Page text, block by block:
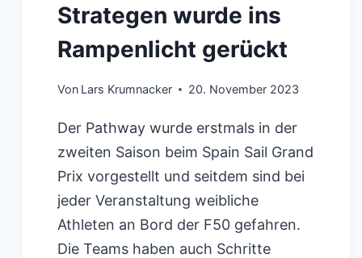
Strategen wurde ins
Rampenlicht gerückt
Von Lars Krumnacker 20. November 2023
Der Pathway wurde erstmals in der
zweiten Saison beim Spain Sail Grand
Prix vorgestellt und seitdem sind bei
jeder Veranstaltung weibliche
Athleten an Bord der F50 gefahren.
Die Teams haben auch Schritte